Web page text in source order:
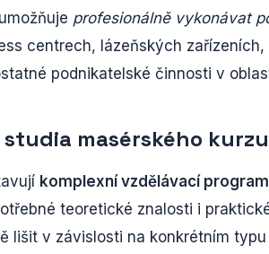
profesionálně vykonávat
centrech, lázeňských
podnikatelské činnosti v
masérského kurzu
komplexní vzdělávací program
teoretické znalosti i
lišit v závislosti na konkrétním